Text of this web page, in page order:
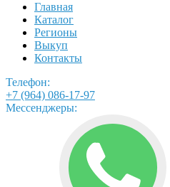
Главная
Каталог
Регионы
Выкуп
Контакты
Телефон:
+7 (964) 086-17-97
Мессенджеры: